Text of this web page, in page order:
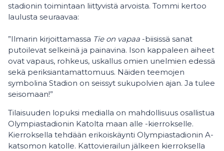
stadionin toimintaan liittyvistä arvoista. Tommi kertoo
laulusta seuraavaa:
”Ilmarin kirjoittamassa Tie on vapaa -biisissä sanat
putoilevat selkeinä ja painavina. Ison kappaleen aiheet
ovat vapaus, rohkeus, uskallus omien unelmien edessä
sekä periksiantamattomuus. Näiden teemojen
symbolina Stadion on seissyt sukupolvien ajan. Ja tulee
seisomaan!”
Tilaisuuden lopuksi medialla on mahdollisuus osallistua
Olympiastadionin Katolta maan alle -kierrokselle.
Kierroksella tehdään erikoiskäynti Olympiastadionin A-
katsomon katolle. Kattovierailun jälkeen kierroksella